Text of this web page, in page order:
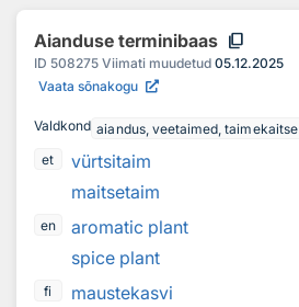
Aianduse terminibaas content_copy
ID 508275 Viimati muudetud 05.12.2025
Vaata sõnakogu
Valdkond aiandus, veetaimed, taimekaitse
et
vürtsitaim
maitsetaim
en
aromatic plant
spice plant
fi maustekasvi